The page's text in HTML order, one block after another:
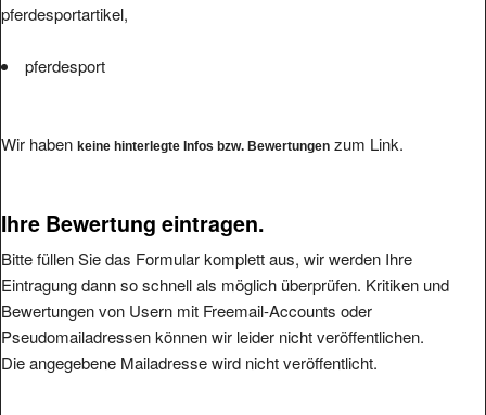
pferdesportartikel,
pferdesport
Wir haben keine hinterlegte Infos bzw. Bewertungen zum Link.
Ihre Bewertung eintragen.
Bitte füllen Sie das Formular komplett aus, wir werden Ihre
Eintragung dann so schnell als möglich überprüfen. Kritiken und
Bewertungen von Usern mit Freemail-Accounts oder
Pseudomailadressen können wir leider nicht veröffentlichen.
Die angegebene Mailadresse wird nicht veröffentlicht.